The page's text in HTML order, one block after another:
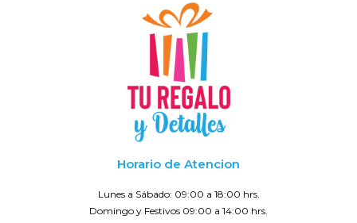
Horario de Atencion
Lunes a Sábado: 09:00 a 18:00 hrs.
Domingo y Festivos 09:00 a 14:00 hrs.